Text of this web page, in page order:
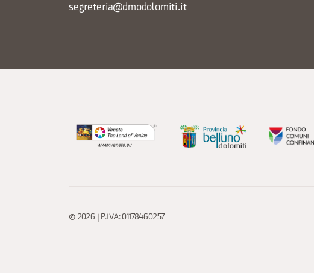
segreteria@dmodolomiti.it
© 2026 | P.IVA: 01178460257